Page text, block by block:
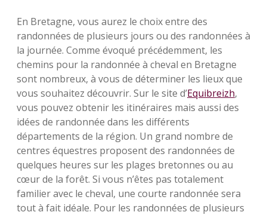
En Bretagne, vous aurez le choix entre des
randonnées de plusieurs jours ou des randonnées à
la journée. Comme évoqué précédemment, les
chemins pour la randonnée à cheval en Bretagne
sont nombreux, à vous de déterminer les lieux que
vous souhaitez découvrir. Sur le site d’Equibreizh,
vous pouvez obtenir les itinéraires mais aussi des
idées de randonnée dans les différents
départements de la région. Un grand nombre de
centres équestres proposent des randonnées de
quelques heures sur les plages bretonnes ou au
cœur de la forêt. Si vous n’êtes pas totalement
familier avec le cheval, une courte randonnée sera
tout à fait idéale. Pour les randonnées de plusieurs